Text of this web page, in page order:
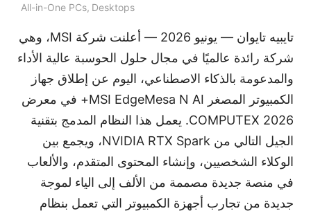
All-in-One PCs, Desktops
تايبيه تايوان — يونيو 2026 — أعلنت شركة MSI، وهي
شركة رائدة عالميًا في مجال حلول الحوسبة عالية الأداء
والمدعومة بالذكاء الاصطناعي، اليوم عن إطلاق جهاز
الكمبيوتر المصغر MSI EdgeMesa N AI+ في معرض
COMPUTEX 2026. يعمل هذا النظام المدمج بتقنية
الجيل التالي من NVIDIA RTX Spark، ويجمع بين
الوكلاء الشخصيين، وإنشاء المحتوى المتقدم، والألعاب
في منصة جديدة مصممة من الألف إلى الياء لموجة
جديدة من تجارب أجهزة الكمبيوتر التي تعمل بنظام